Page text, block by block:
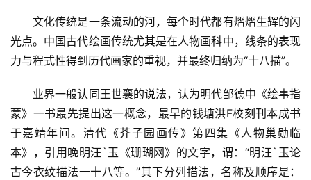
文化传统是一条流动的河，每个时代都有熠熠生辉的闪
光点。中国古代绘画传统尤其是在人物画科中，线条的表现
力与程式性得到历代画家的重视，并最终归纳为“十八描”。
业界一般认同王世襄的说法，认为明代邹德中《绘事指
蒙》一书最先提出这一概念，最早的钱塘洪F校刻刊本成书
于嘉靖年间。清代《芥子园画传》第四集《人物巢勋临
本》，引用晚明汪`玉《珊瑚网》的文字，谓：“明汪`玉论
古今衣纹描法一十八等。”其下分列描法，名称及顺序是：